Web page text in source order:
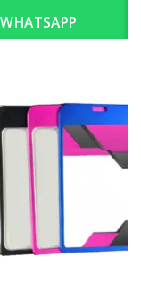
WHATSAPP